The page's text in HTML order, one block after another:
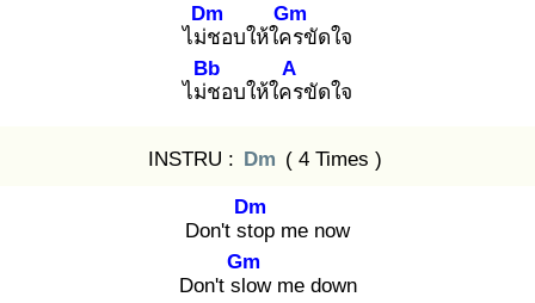
ไม่ช
Dm
อบให้ใคร
Gm
ขัดใจ
ไม่ช
Bb
อบให้ใคร
A
ขัดใจ
INSTRU : Dm ( 4 Times )
Don't sto
Dm
p me now
Don't slo
Gm
w me down